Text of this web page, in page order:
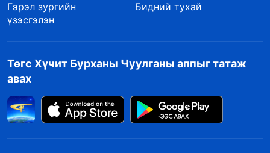
Гэрэл зургийн
үзэсгэлэн
Бидний тухай
Төгс Хүчит Бурханы Чуулганы аппыг татаж
авах